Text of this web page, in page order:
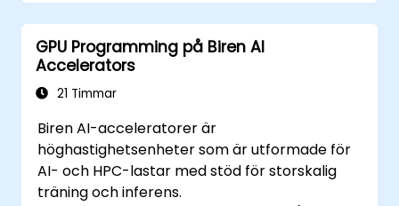
GPU Programming på Biren AI
Accelerators
21 Timmar
Biren AI-acceleratorer är
höghastighetsenheter som är utformade för
AI- och HPC-lastar med stöd för storskalig
träning och inferens.